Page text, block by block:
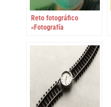
Reto fotográfico
«Fotografía